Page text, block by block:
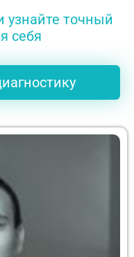
узнайте точный
себя